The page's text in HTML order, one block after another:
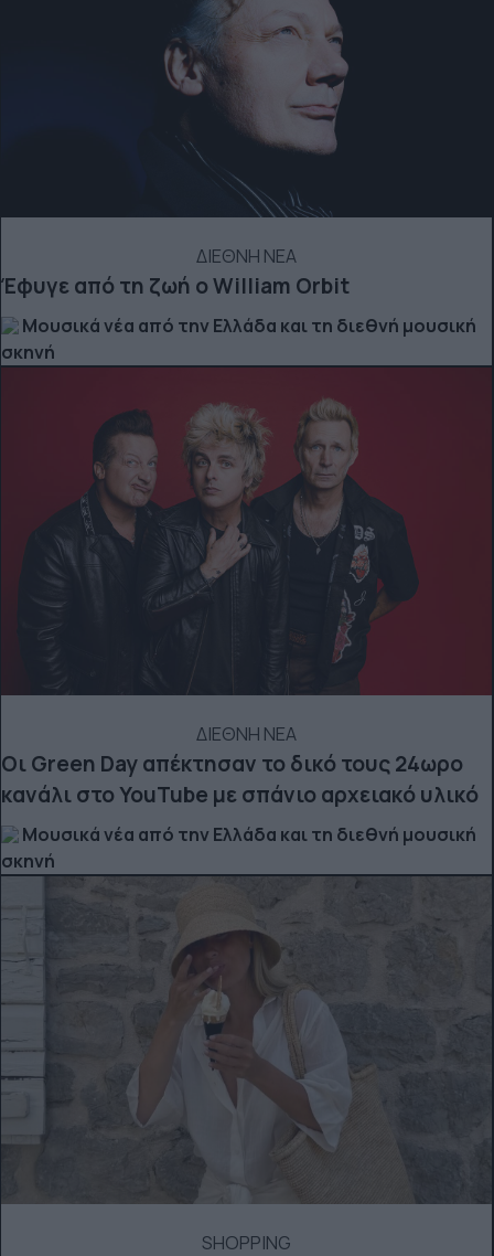
ΔΙΕΘΝΗ ΝΕΑ
Έφυγε από τη ζωή ο William Orbit
Μουσικά νέα από την Ελλάδα και τη διεθνή μουσική
σκηνή
ΔΙΕΘΝΗ ΝΕΑ
Οι Green Day απέκτησαν το δικό τους 24ωρο
κανάλι στο YouTube με σπάνιο αρχειακό υλικό
Μουσικά νέα από την Ελλάδα και τη διεθνή μουσική
σκηνή
SHOPPING